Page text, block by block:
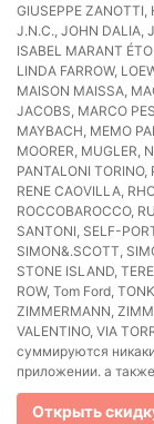
GIUSEPPE ZANOTTI,
J.N.C., JOHN DALIA,
ISABEL MARANT
LINDA FARROW,
MAISON MAISSA,
JACOBS, MARCO
MAYBACH, MEMO
MOORER, MUGLER,
PANTALONI TORINO,
RENE CAOVILLA,
ROCCOBAROCCO,
SANTONI, SELF-
SIMON&.SCOTT,
STONE ISLAND,
ROW, Tom Ford,
ZIMMERMANN,
VALENTINO, VIA
суммируются
приложении. а
Открыть